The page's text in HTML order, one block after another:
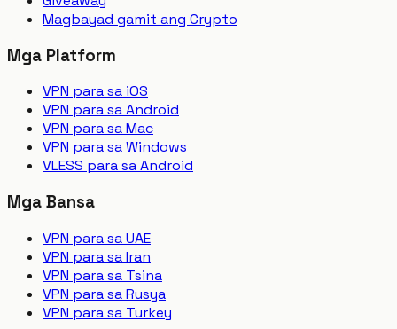
Magbayad gamit ang Crypto
Mga Platform
VPN para sa iOS
VPN para sa Android
VPN para sa Mac
VPN para sa Windows
VLESS para sa Android
Mga Bansa
VPN para sa UAE
VPN para sa Iran
VPN para sa Tsina
VPN para sa Rusya
VPN para sa Turkey